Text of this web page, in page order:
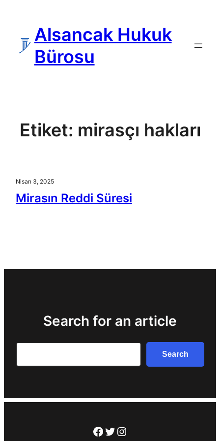
Alsancak Hukuk
Bürosu
Etiket: mirasçı hakları
Nisan 3, 2025
Mirasın Reddi Süresi
Search for an article
Search
Facebook
Twitter
Instagram